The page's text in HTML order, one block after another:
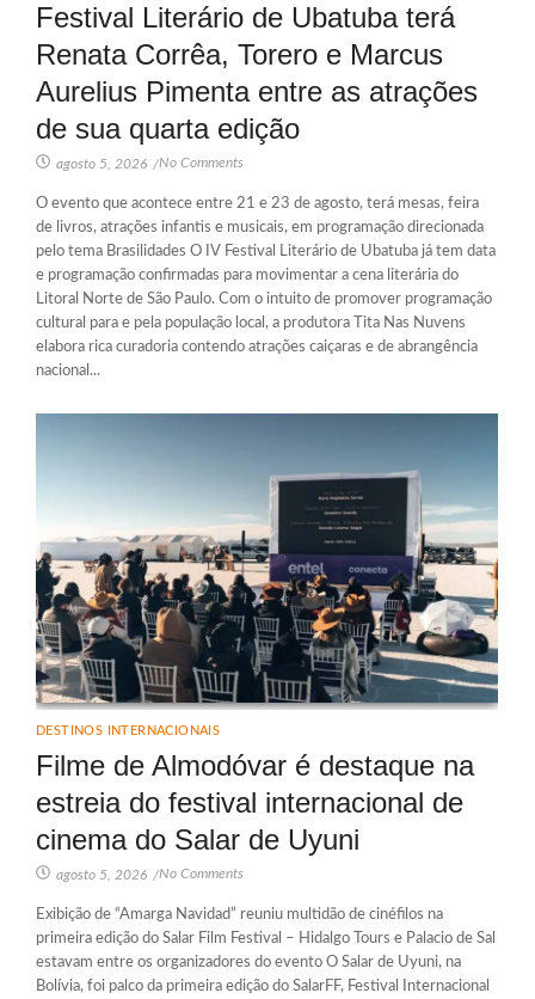
Festival Literário de Ubatuba terá
Renata Corrêa, Torero e Marcus
Aurelius Pimenta entre as atrações
de sua quarta edição
agosto 5, 2026 /No Comments
O evento que acontece entre 21 e 23 de agosto, terá mesas, feira
de livros, atrações infantis e musicais, em programação direcionada
pelo tema Brasilidades O IV Festival Literário de Ubatuba já tem data
e programação confirmadas para movimentar a cena literária do
Litoral Norte de São Paulo. Com o intuito de promover programação
cultural para e pela população local, a produtora Tita Nas Nuvens
elabora rica curadoria contendo atrações caiçaras e de abrangência
nacional...
DESTINOS INTERNACIONAIS
Filme de Almodóvar é destaque na
estreia do festival internacional de
cinema do Salar de Uyuni
agosto 5, 2026 /No Comments
Exibição de “Amarga Navidad” reuniu multidão de cinéfilos na
primeira edição do Salar Film Festival – Hidalgo Tours e Palacio de Sal
estavam entre os organizadores do evento O Salar de Uyuni, na
Bolívia, foi palco da primeira edição do SalarFF, Festival Internacional